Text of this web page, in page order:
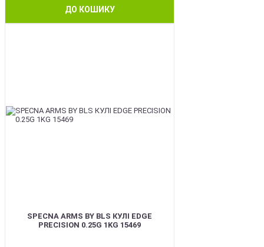
ДО КОШИКУ
SPECNA ARMS BY BLS КУЛІ EDGE
PRECISION 0.25G 1KG 15469